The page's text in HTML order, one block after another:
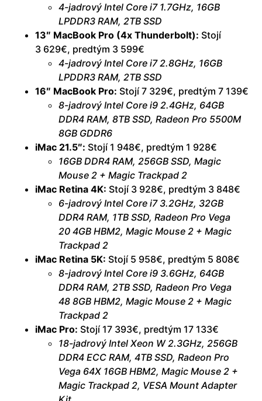
4-jadrový Intel Core i7 1.7GHz, 16GB
LPDDR3 RAM, 2TB SSD
13″ MacBook Pro (4x Thunderbolt): Stojí
3 629€, predtým 3 599€
4-jadrový Intel Core i7 2.8GHz, 16GB
LPDDR3 RAM, 2TB SSD
16″ MacBook Pro: Stojí 7 329€, predtým 7 139€
8-jadrový Intel Core i9 2.4GHz, 64GB
DDR4 RAM, 8TB SSD, Radeon Pro 5500M
8GB GDDR6
iMac 21.5″: Stojí 1 948€, predtým 1 928€
16GB DDR4 RAM, 256GB SSD, Magic
Mouse 2 + Magic Trackpad 2
iMac Retina 4K: Stojí 3 928€, predtým 3 848€
6-jadrový Intel Core i7 3.2GHz, 32GB
DDR4 RAM, 1TB SSD, Radeon Pro Vega
20 4GB HBM2, Magic Mouse 2 + Magic
Trackpad 2
iMac Retina 5K: Stojí 5 958€, predtým 5 808€
8-jadrový Intel Core i9 3.6GHz, 64GB
DDR4 RAM, 2TB SSD, Radeon Pro Vega
48 8GB HBM2, Magic Mouse 2 + Magic
Trackpad 2
iMac Pro: Stojí 17 393€, predtým 17 133€
18-jadrový Intel Xeon W 2.3GHz, 256GB
DDR4 ECC RAM, 4TB SSD, Radeon Pro
Vega 64X 16GB HBM2, Magic Mouse 2 +
Magic Trackpad 2, VESA Mount Adapter